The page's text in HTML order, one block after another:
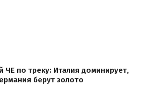
ЧЕ по треку: Италия доминирует,
берут золото